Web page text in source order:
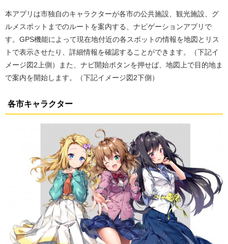
本アプリは市独自のキャラクターが各市の公共施設、観光施設、グ
ルメスポットまでのルートを案内する、ナビゲーションアプリで
す。GPS機能によって現在地付近の各スポットの情報を地図とリス
トで表示させたり、詳細情報を確認することができます。（下記イ
メージ図2上側）また、ナビ開始ボタンを押せば、地図上で目的地ま
で案内を開始します。（下記イメージ図2下側）
各市キャラクター